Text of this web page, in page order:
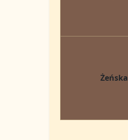
Żeńska